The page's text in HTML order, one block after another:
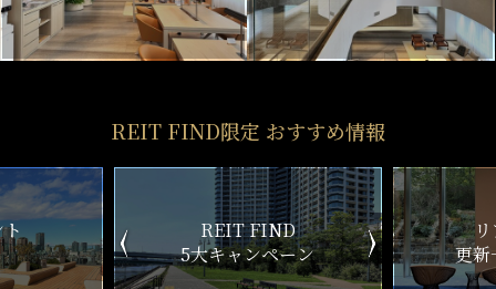
REIT FIND限定 おすすめ情報
REIT FIND
5大キャンペーン
更新